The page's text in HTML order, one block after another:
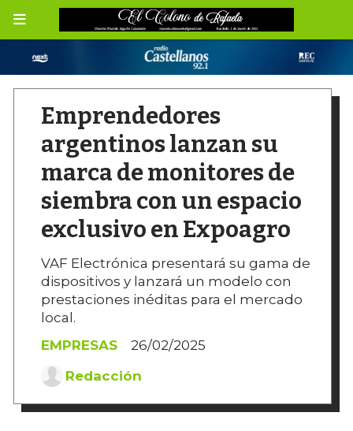
Emprendedores
argentinos lanzan su
marca de monitores de
siembra con un espacio
exclusivo en Expoagro
VAF Electrónica presentará su gama de
dispositivos y lanzará un modelo con
prestaciones inéditas para el mercado
local.
EMPRESAS
26/02/2025
Redacción